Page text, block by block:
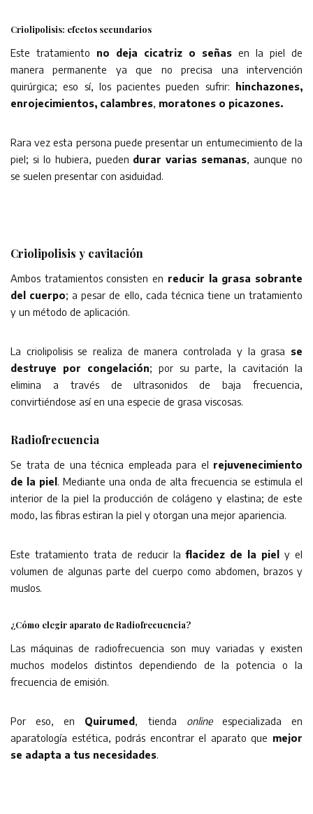
Criolipolisis: efectos secundarios
Este tratamiento no deja cicatriz o señas en la piel de
manera permanente ya que no precisa una intervención
quirúrgica; eso sí, los pacientes pueden sufrir: hinchazones,
enrojecimientos, calambres, moratones o picazones.
Rara vez esta persona puede presentar un entumecimiento de la
piel; si lo hubiera, pueden durar varias semanas, aunque no
se suelen presentar con asiduidad.
Criolipolisis y cavitación
Ambos tratamientos consisten en reducir la grasa sobrante
del cuerpo; a pesar de ello, cada técnica tiene un tratamiento
y un método de aplicación.
La criolipolisis se realiza de manera controlada y la grasa se
destruye por congelación; por su parte, la cavitación la
elimina a través de ultrasonidos de baja frecuencia,
convirtiéndose así en una especie de grasa viscosas.
Radiofrecuencia
Se trata de una técnica empleada para el rejuvenecimiento
de la piel. Mediante una onda de alta frecuencia se estimula el
interior de la piel la producción de colágeno y elastina; de este
modo, las fibras estiran la piel y otorgan una mejor apariencia.
Este tratamiento trata de reducir laflacidez de la piel y el
volumen de algunas parte del cuerpo como abdomen, brazos y
muslos.
¿Cómo elegir aparato de Radiofrecuencia?
Las máquinas de radiofrecuencia son muy variadas y existen
muchos modelos distintos dependiendo de la potencia o la
frecuencia de emisión.
Por eso, en Quirumed, tienda onlineespecializada en
aparatología estética, podrás encontrar el aparato que mejor
se adapta a tus necesidades.